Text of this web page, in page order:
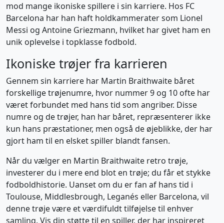
mod mange ikoniske spillere i sin karriere. Hos FC
Barcelona har han haft holdkammerater som Lionel
Messi og Antoine Griezmann, hvilket har givet ham en
unik oplevelse i topklasse fodbold.
Ikoniske trøjer fra karrieren
Gennem sin karriere har Martin Braithwaite båret
forskellige trøjenumre, hvor nummer 9 og 10 ofte har
været forbundet med hans tid som angriber. Disse
numre og de trøjer, han har båret, repræsenterer ikke
kun hans præstationer, men også de øjeblikke, der har
gjort ham til en elsket spiller blandt fansen.
Når du vælger en Martin Braithwaite retro trøje,
investerer du i mere end blot en trøje; du får et stykke
fodboldhistorie. Uanset om du er fan af hans tid i
Toulouse, Middlesbrough, Leganés eller Barcelona, vil
denne trøje være et værdifuldt tilføjelse til enhver
samling. Vis din støtte til en spiller, der har inspireret